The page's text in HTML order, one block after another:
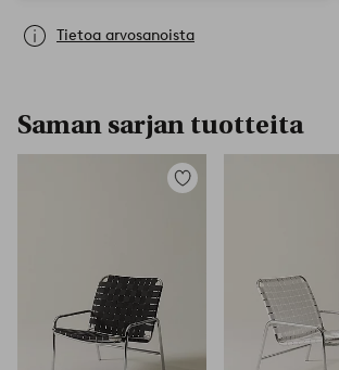
Tietoa arvosanoista
Saman sarjan tuotteita
Lisää